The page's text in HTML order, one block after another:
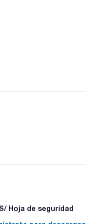
Hoja de seguridad